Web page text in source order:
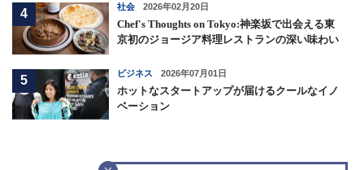
4
社会 2026年02月20日
Chef's Thoughts on Tokyo:神楽坂で出会える東
京初のジョージア料理レストランの深い味わい
5
ビジネス 2026年07月01日
ホットなスタートアップが届けるクールなイノ
ベーション